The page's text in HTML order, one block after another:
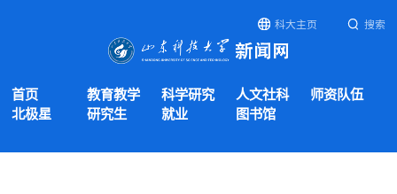
科大主页 搜索
首页 教育教学 科学研究 人文社科
师资队伍
北极星
研究生 就业 图书馆